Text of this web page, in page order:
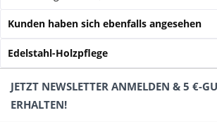
Kunden haben sich ebenfalls angesehen
Edelstahl-Holzpflege
JETZT NEWSLETTER ANMELDEN & 5 €-
ERHALTEN!